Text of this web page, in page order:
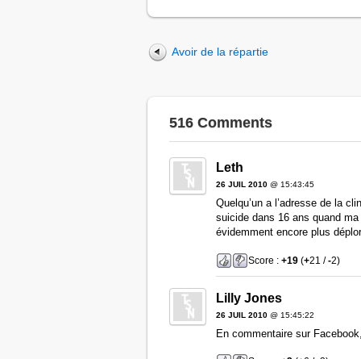
Avoir de la répartie
516 Comments
Leth
26 JUIL 2010@ 15:43:45
Quelqu’un a l’adresse de la
suicide dans 16 ans quand
évidemment encore plus
Score : +19(+21 /-2)
Lilly Jones
26 JUIL 2010@ 15:45:22
En commentaire sur